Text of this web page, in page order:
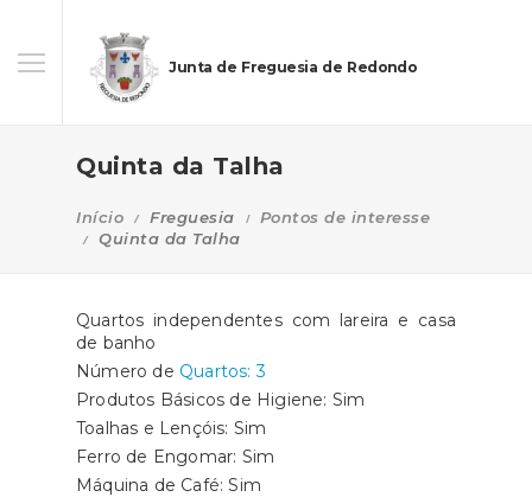
Junta de Freguesia de Redondo
Quinta da Talha
Início Freguesia
Pontos de interesse
Quinta da Talha
Quartos independentes com lareira e casa
de banho
Número de Quartos: 3
Produtos Básicos de Higiene: Sim
Toalhas e Lençóis: Sim
Ferro de Engomar: Sim
Máquina de Café: Sim